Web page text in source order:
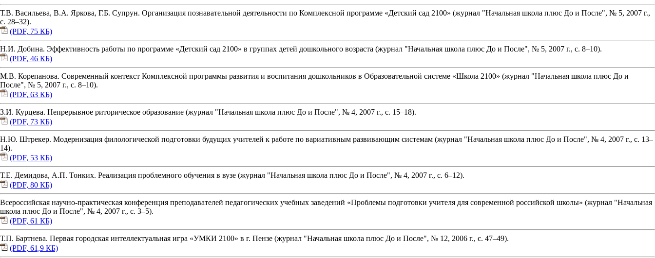
Т.В. Васильева, В.А. Яркова, Г.Б. Супрун. Организация познавательной деятельности по Комплексной программе «Детский сад 2100» (журнал "Начальная школа плюс До и После", № 5, 2007 г.,
с. 28–32).
(PDF, 75 КБ)
Н.И. Добина. Эффективность работы по программе «Детский сад 2100» в группах детей дошкольного возраста (журнал "Начальная школа плюс До и После", № 5, 2007 г., с. 8–10).
(PDF, 46 КБ)
М.В. Корепанова. Современный контекст Комплексной программы развития и воспитания дошкольников в Образовательной системе «Школа 2100» (журнал "Начальная школа плюс До и
После", № 5, 2007 г., с. 8–10).
(PDF, 63 КБ)
З.И. Курцева. Непрерывное риторическое образование (журнал "Начальная школа плюс До и После", № 4, 2007 г., с. 15–18).
(PDF, 73 КБ)
Н.Ю. Штрекер. Модернизация филологической подготовки будущих учителей к работе по вариативным развивающим системам (журнал "Начальная школа плюс До и После", № 4, 2007 г., с. 13–
14).
(PDF, 53 КБ)
Т.Е. Демидова, А.П. Тонких. Реализация проблемного обучения в вузе (журнал "Начальная школа плюс До и После", № 4, 2007 г., с. 6–12).
(PDF, 80 КБ)
Всероссийская научно-практическая конференция преподавателей педагогических учебных заведений «Проблемы подготовки учителя для современной российской школы» (журнал "Начальная
школа плюс До и После", № 4, 2007 г., с. 3–5).
(PDF, 61 КБ)
Т.П. Бартнева. Первая городская интеллектуальная игра «УМКИ 2100» в г. Пензе (журнал "Начальная школа плюс До и После", № 12, 2006 г., с. 47–49).
(PDF, 61,9 КБ)